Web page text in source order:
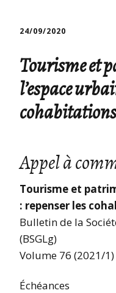
24/09/2020
Tourisme et
l’espace
cohabitations
Appel à
Tourisme et
: repenser les
Bulletin de la
(BSGLg)
Volume 76 (2021/1)
Échéances